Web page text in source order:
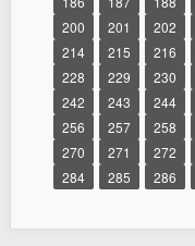
200
201 202
214
215 216
228
229 230
242
243 244
256
257 258
270
271 272
284
285 286